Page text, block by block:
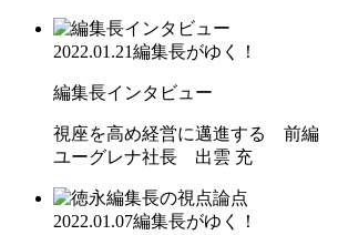
2022.01.21編集長がゆく！
編集長インタビュー
視座を高め経営に邁進する 前編
ユーグレナ社長 出雲 充
2022.01.07編集長がゆく！